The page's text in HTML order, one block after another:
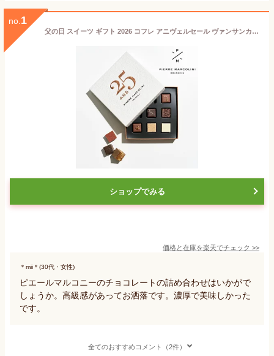
no. 1
父の日 スイーツ ギフト 2026 コフレ アニヴェルセール ヴァンサンカン ジャポン ピエール マルコリーニ チョコレート 詰め合わせ プレゼント お返し 誕生日 内祝い お祝い 御礼 紙袋付き
ショップでみる
価格と在庫を楽天でチェック >>
＊mii＊(30代・女性)
ピエールマルコニーのチョコレートの詰め合わせはいかがで
しょうか。高級感があってお洒落です。濃厚で美味しかった
です。
全てのおすすめコメント（2件）